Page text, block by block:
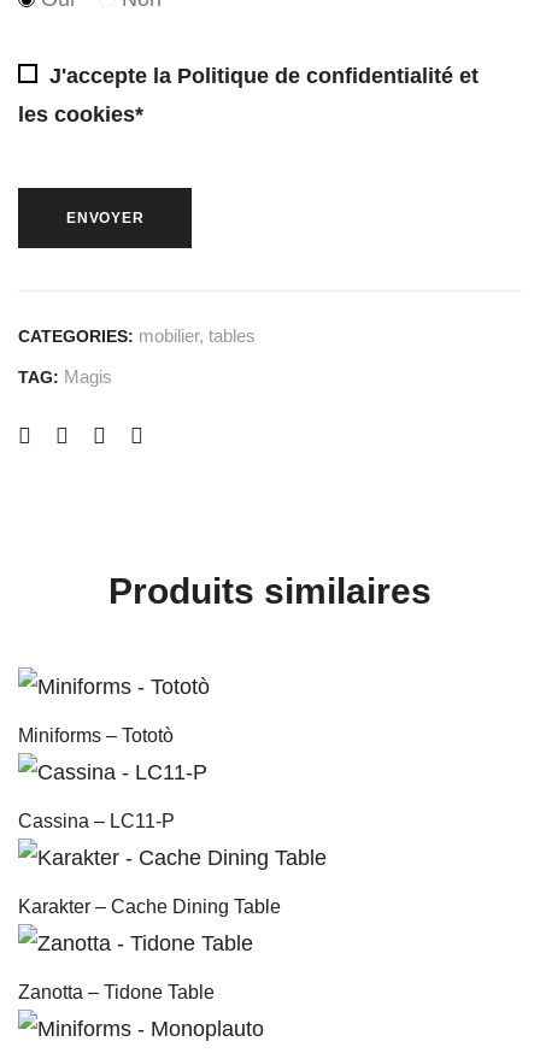
J'accepte la Politique de confidentialité et
les cookies*
CATEGORIES: mobilier, tables
TAG: Magis
Produits similaires
Miniforms – Tototò
Cassina – LC11-P
Karakter – Cache Dining Table
Zanotta – Tidone Table